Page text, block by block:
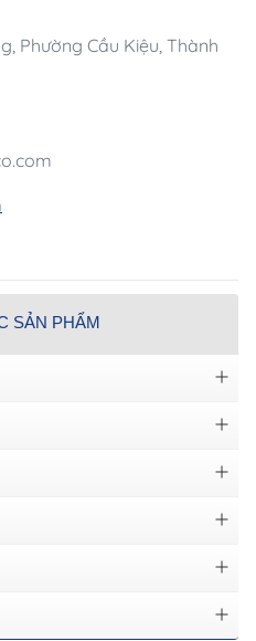
Phường Cầu Kiệu, Thành
SẢN PHẨM